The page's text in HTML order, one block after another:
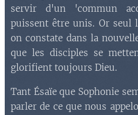
servir d'un 'commun
puissent être unis. Or
on constate dans la
que les disciples se
glorifient toujours Dieu.
Tant Ésaïe que Sophonie
parler de ce que nous